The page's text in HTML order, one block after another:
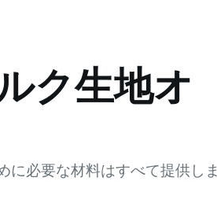
ク生地オ
に必要な材料はすべて提供しま